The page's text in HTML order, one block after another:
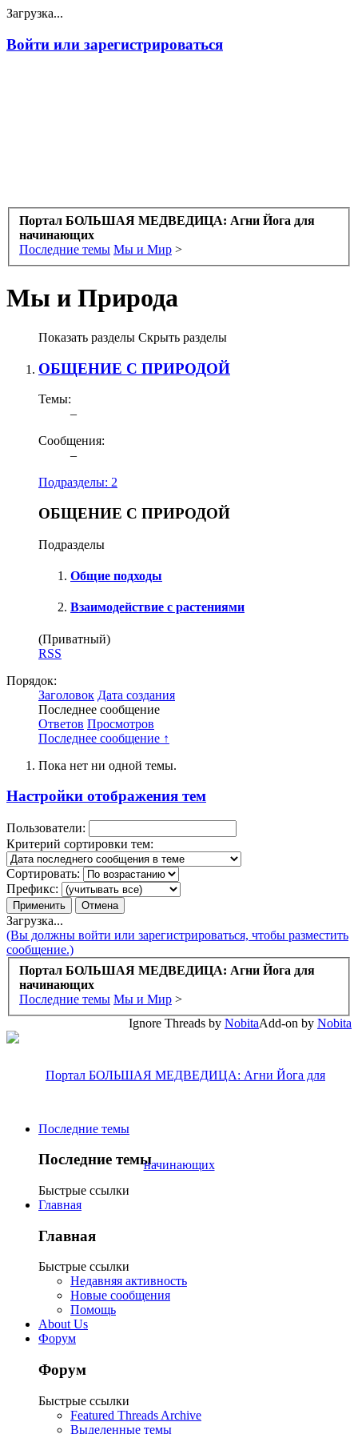
Загрузка...
Войти или зарегистрироваться
Портал БОЛЬШАЯ МЕДВЕДИЦА: Агни Йога для
начинающих
Последние темы Мы и Мир >
Мы и Природа
Показать разделы Скрыть разделы
ОБЩЕНИЕ С ПРИРОДОЙ
Темы:
–
Сообщения:
–
Подразделы: 2
ОБЩЕНИЕ С ПРИРОДОЙ
Подразделы
Общие подходы
Взаимодействие с растениями
(Приватный)
RSS
Порядок:
Заголовок Дата создания
Последнее сообщение
Ответов Просмотров
Последнее сообщение ↑
Пока нет ни одной темы.
Настройки отображения тем
Пользователи:
Критерий сортировки тем:
Сортировать:
Префикс:
Загрузка...
(Вы должны войти или зарегистрироваться, чтобы разместить
сообщение.)
Портал БОЛЬШАЯ МЕДВЕДИЦА: Агни Йога для
начинающих
Последние темы Мы и Мир >
Add-on by Nobita
Ignore Threads by Nobita
Последние темы
Последние темы
Быстрые ссылки
Главная
Главная
Быстрые ссылки
Недавняя активность
Новые сообщения
Помощь
About Us
Форум
Форум
Быстрые ссылки
Featured Threads Archive
Выделенные темы